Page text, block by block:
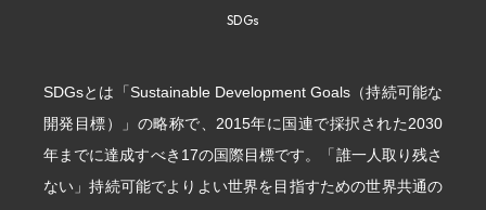
2007年
2008年
SDGsとは「Sustainable Development Goals（持続可能な
開発目標）」の略称で、2015年に国連で採択された2030
年までに達成すべき17の国際目標です。「誰一人取り残さ
ない」持続可能でよりよい世界を目指すための世界共通の